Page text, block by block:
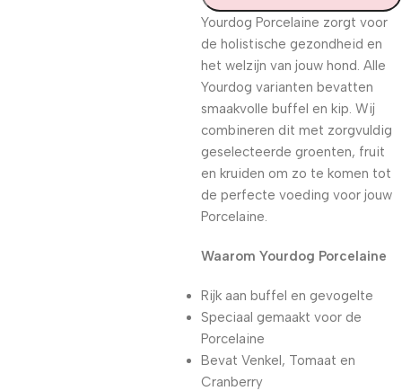
Yourdog Porcelaine zorgt voor
de holistische gezondheid en
het welzijn van jouw hond. Alle
Yourdog varianten bevatten
smaakvolle buffel en kip. Wij
combineren dit met zorgvuldig
geselecteerde groenten, fruit
en kruiden om zo te komen tot
de perfecte voeding voor jouw
Porcelaine.
Waarom Yourdog Porcelaine
Rijk aan buffel en gevogelte
Speciaal gemaakt voor de
Porcelaine
Bevat Venkel, Tomaat en
Cranberry